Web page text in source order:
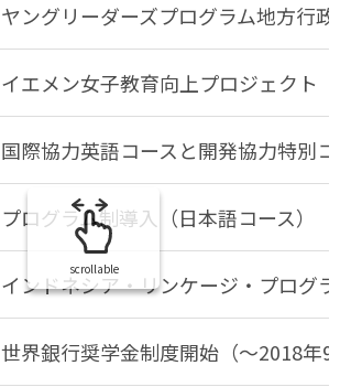
ヤングリーダーズプログラム地方行
イエメン女子教育向上プロジェクト
国際協力英語コースと開発協力特別
プログラム制導入（日本語コース）
インドネシア・リンケージ・プログ
世界銀行奨学金制度開始（～2018年
scrollable